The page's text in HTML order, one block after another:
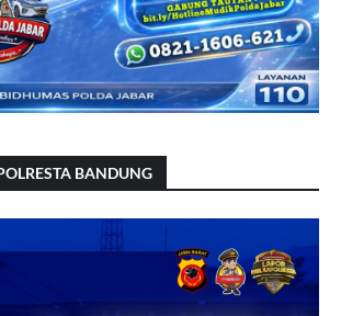
BANDUNG